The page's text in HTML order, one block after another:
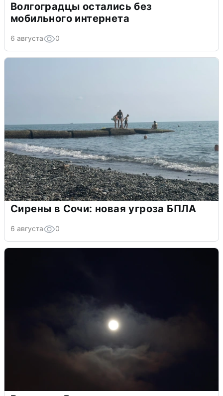
Волгоградцы остались без
мобильного интернета
6 августа 0
Сирены в Сочи: новая угроза БПЛА
6 августа 0